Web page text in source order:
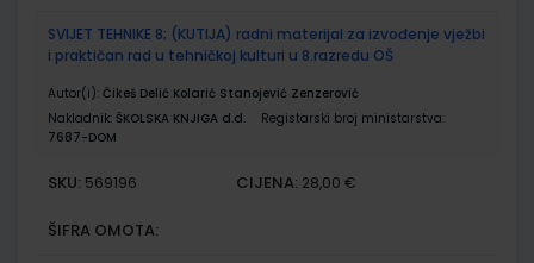
SVIJET TEHNIKE 8; (KUTIJA) radni materijal za izvođenje vježbi
i praktičan rad u tehničkoj kulturi u 8.razredu OŠ
Autor(i): Čikeš Delić Kolarić Stanojević Zenzerović
Nakladnik: ŠKOLSKA KNJIGA d.d.
Registarski broj ministarstva:
7687-DOM
SKU: 569196 CIJENA: 28,00 €
ŠIFRA OMOTA: